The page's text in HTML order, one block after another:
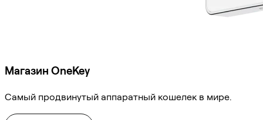
Магазин OneKey
Самый продвинутый аппаратный кошелек в мире.